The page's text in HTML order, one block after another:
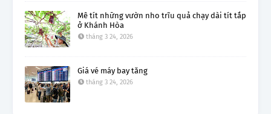
Mê tít những vườn nho trĩu quả chạy dài tít tắp
ở Khánh Hòa
tháng 3 24, 2026
Giá vé máy bay tăng
tháng 3 24, 2026